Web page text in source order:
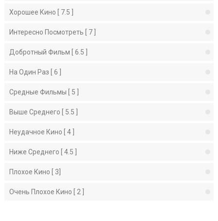
Хорошее Кино [ 7.5 ]
Интересно Посмотреть [ 7 ]
Добротный Фильм [ 6.5 ]
На Один Раз [ 6 ]
Средные Фильмы [ 5 ]
Выше Среднего [ 5.5 ]
Неудачное Кино [ 4 ]
Ниже Среднего [ 4.5 ]
Плохое Кино [ 3]
Очень Плохое Кино [ 2 ]